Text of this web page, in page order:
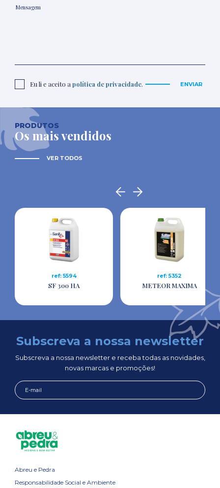
Eu li e aceito a política de privacidade. ENVIAR
PRODUTOS
Os mais vendidos
VER TODOS
ref: 5594
SF 300 HA
ref: 5352
METEOR MAXIMA
Subscreva a nossa newsletter
Subscreva a nossa newsletter e receba todas as novidades,
novas marcas e promoções!
Abreu e Pedra
Responsabilidade Social e Ambiente